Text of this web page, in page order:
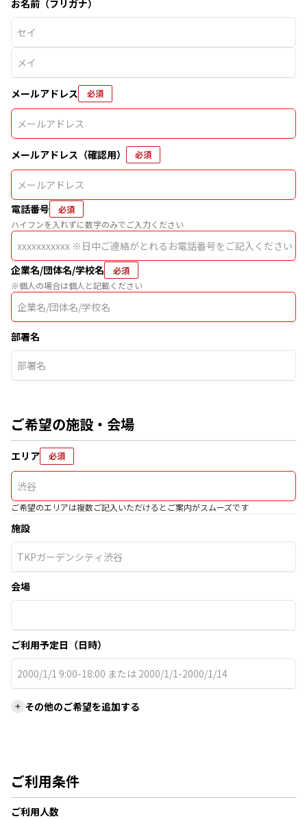
お名前（フリガナ）
メールアドレス 必須
メールアドレス（確認用） 必須
電話番号
必須
ハイフンを入れずに数字のみでご入力ください
企業名/団体名/学校名
必須
※個人の場合は個人と記載ください
部署名
ご希望の施設・会場
エリア 必須
ご希望のエリアは複数ご記入いただけるとご案内がスムーズです
施設
会場
ご利用予定日（日時）
その他のご希望を追加する
ご利用条件
ご利用人数